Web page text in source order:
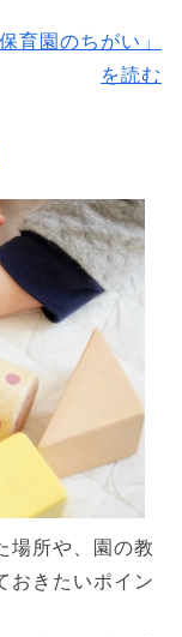
育園のちがい」
を読む
場所や、園の教
おきたいポイン